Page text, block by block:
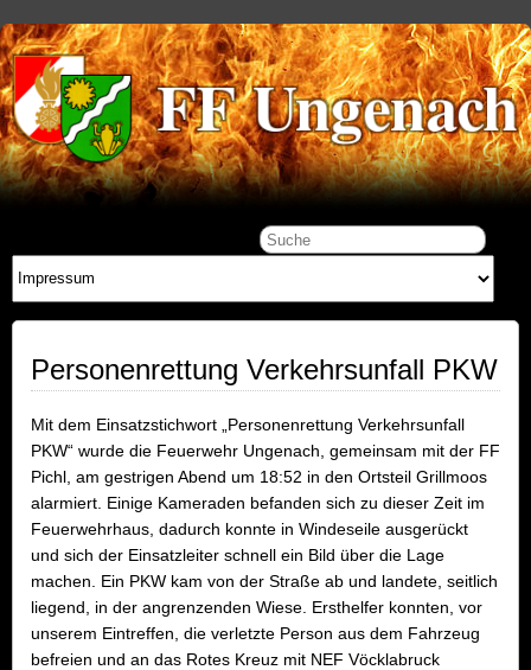
Personenrettung Verkehrsunfall PKW
Mit dem Einsatzstichwort „Personenrettung Verkehrsunfall
PKW“ wurde die Feuerwehr Ungenach, gemeinsam mit der FF
Pichl, am gestrigen Abend um 18:52 in den Ortsteil Grillmoos
alarmiert. Einige Kameraden befanden sich zu dieser Zeit im
Feuerwehrhaus, dadurch konnte in Windeseile ausgerückt
und sich der Einsatzleiter schnell ein Bild über die Lage
machen. Ein PKW kam von der Straße ab und landete, seitlich
liegend, in der angrenzenden Wiese. Ersthelfer konnten, vor
unserem Eintreffen, die verletzte Person aus dem Fahrzeug
befreien und an das Rotes Kreuz mit NEF Vöcklabruck